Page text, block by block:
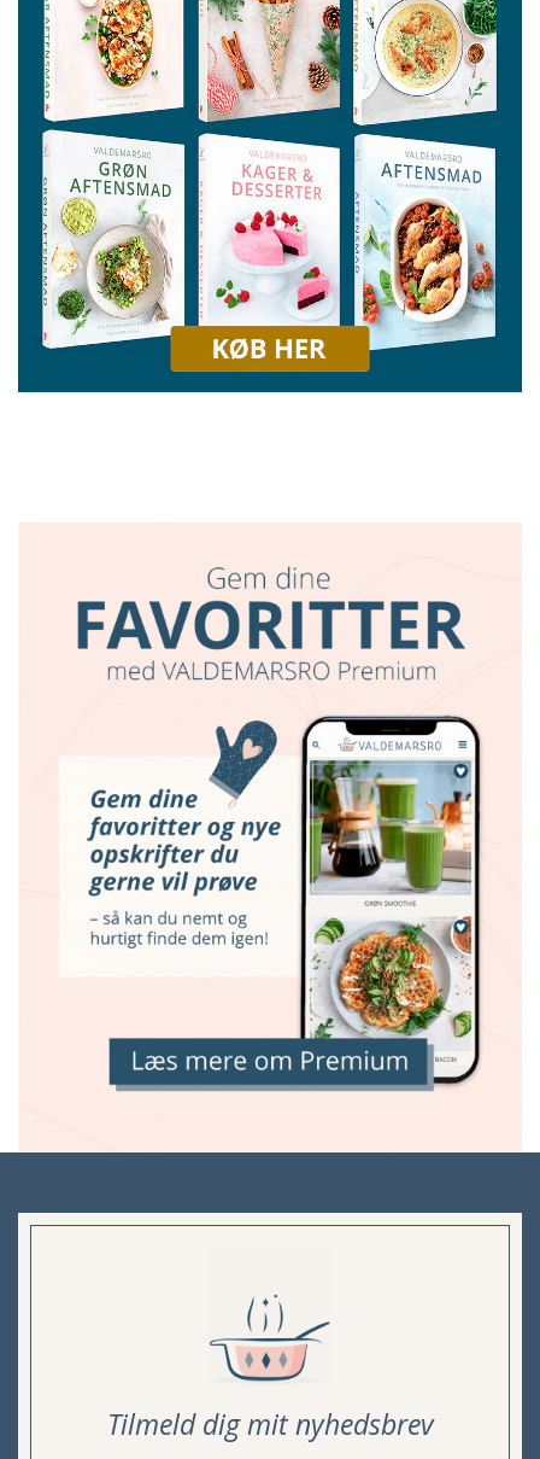
Tilmeld dig mit nyhedsbrev